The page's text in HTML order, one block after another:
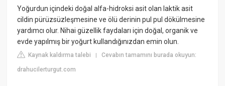
Yoğurdun içindeki doğal alfa-hidroksi asit olan laktik asit
cildin pürüzsüzleşmesine ve ölü derinin pul pul dökülmesine
yardımcı olur. Nihai güzellik faydaları için doğal, organik ve
evde yapılmış bir yoğurt kullandığınızdan emin olun.
Kaynak kaldırma talebi |Cevabın tamamını burada okuyun:
drahucilerturgut.com